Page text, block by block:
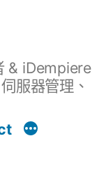
& iDempiere
服器管理、